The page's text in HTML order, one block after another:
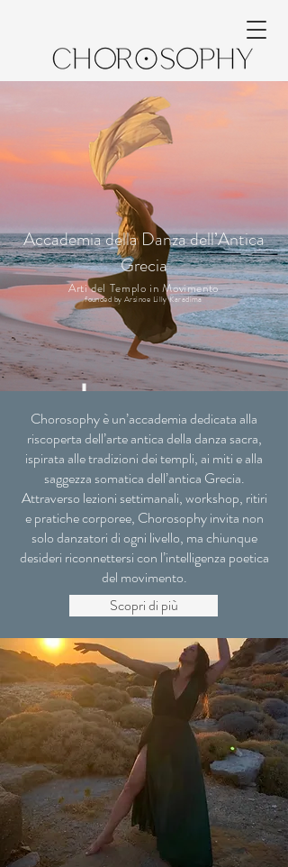
Accademia della Danza dell’Antica
Grecia
Arti del Templo in Movimento
founded by Arsinoe Lilly Karadima
Chorosophy è un’accademia dedicata alla
riscoperta dell’arte antica della danza sacra,
ispirata alle tradizioni dei templi, ai miti e alla
saggezza somatica dell’antica Grecia.
Attraverso lezioni settimanali, workshop, ritiri
e pratiche corporee, Chorosophy invita non
solo danzatori di ogni livello, ma chiunque
desideri riconnettersi con l’intelligenza poetica
del movimento.
Scopri di più